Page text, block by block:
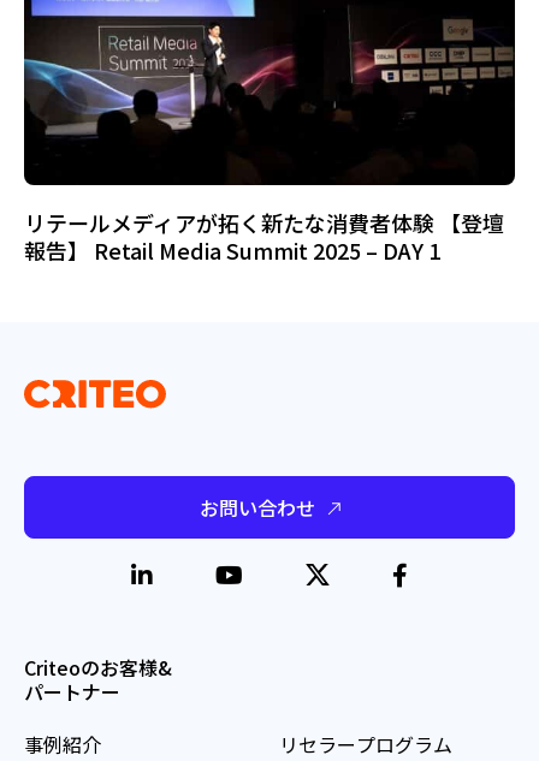
リテールメディアが拓く新たな消費者体験 【登壇
報告】 Retail Media Summit 2025 – DAY 1
お問い合わせ
Criteoのお客様&
パートナー
事例紹介
リセラープログラム